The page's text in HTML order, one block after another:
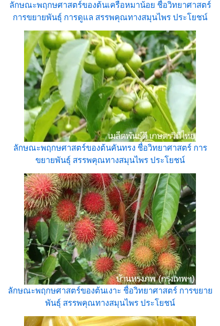
ลักษณะพฤกษศาสตร์ของต้นเครือหมาน้อย ชื่อวิทยาศาสตร์
การขยายพันธุ์ การดูแล สรรพคุณทางสมุนไพร ประโยชน์
ลักษณะพฤกษศาสตร์ของต้นคันทรง ชื่อวิทยาศาสตร์ การ
ขยายพันธุ์ สรรพคุณทางสมุนไพร ประโยชน์
ลักษณะพฤกษศาสตร์ของต้นเงาะ ชื่อวิทยาศาสตร์ การขยาย
พันธุ์ สรรพคุณทางสมุนไพร ประโยชน์